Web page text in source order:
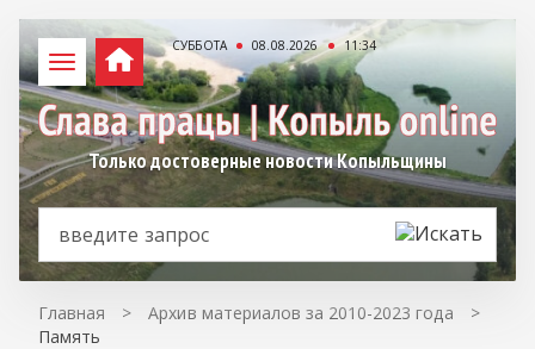
СУББОТА 08.08.2026 11:34
Только достоверные новости Копыльщины
Главная > Архив материалов за 2010-2023 года
>
Память